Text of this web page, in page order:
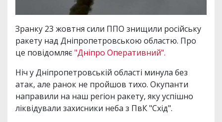
Зранку 23 жовтня сили ППО знищили російську
ракету над Дніпропетровською областю. Про
це повідомляє"Дніпро Оперативний".
Ніч у Дніпропетровській області минула без
атак, але ранок не пройшов тихо. Окупанти
направили на наш регіон ракету, яку успішно
ліквідували захисники неба з ПвК "Схід".